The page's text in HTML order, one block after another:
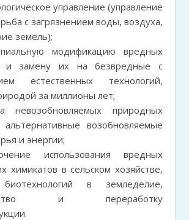
управление (управление
с загрязнением воды, воздуха,
земель);
модификацию вредных
и замену их на безвредные с
естественных технологий,
за миллионы лет;
природных
возобновляемые
и энергии;
использования вредных
химикатов в сельском хозяйстве,
в земледелие,
и переработку